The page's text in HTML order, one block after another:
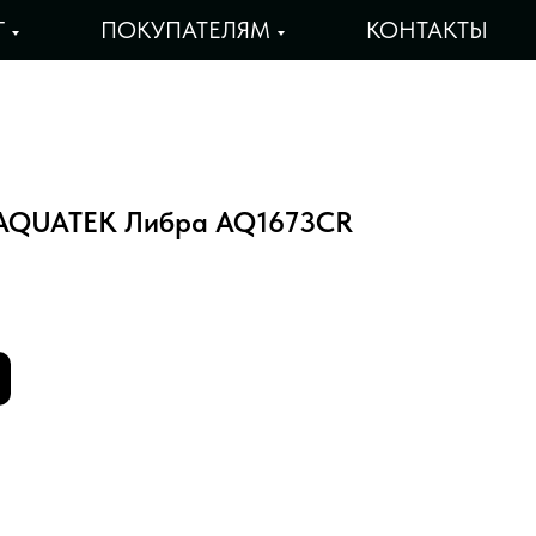
ПОКУПАТЕЛЯМ КОНТАКТЫ
Либра AQ1673CR